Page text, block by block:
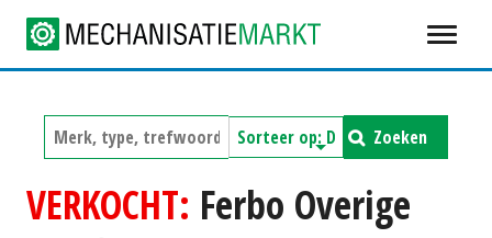
Zoeken
VERKOCHT: Ferbo Overige